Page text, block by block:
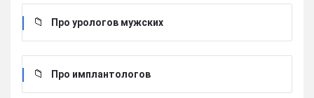
Про урологов мужских
Про имплантологов